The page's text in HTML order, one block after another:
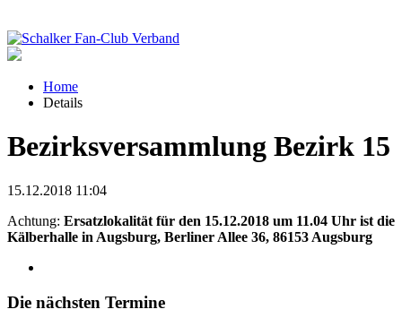
Home
Details
Bezirksversammlung Bezirk 15
15.12.2018 11:04
Achtung: Ersatzlokalität für den 15.12.2018 um 11.04 Uhr ist die
Kälberhalle in Augsburg, Berliner Allee 36, 86153 Augsburg
Die nächsten Termine